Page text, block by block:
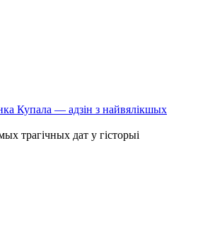
Купала — адзін з найвялікшых
трагічных дат у гісторыі